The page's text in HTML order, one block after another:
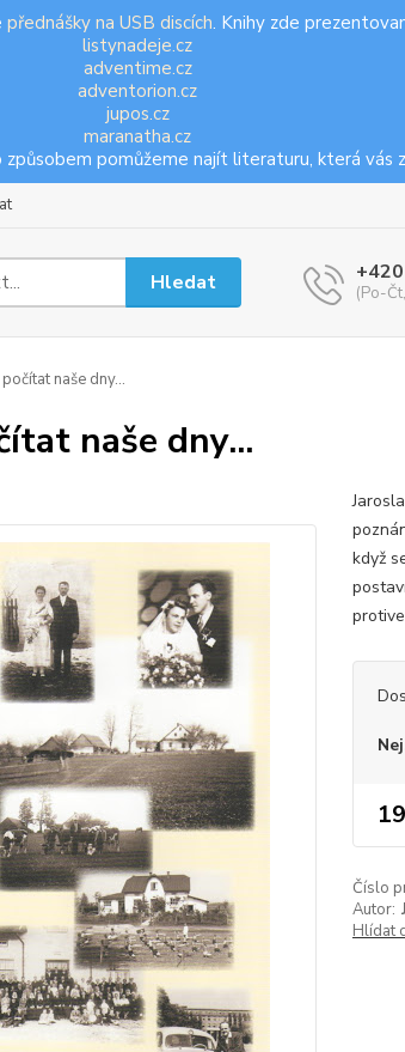
přednášky na USB discích. Knihy zde
listynadeje.cz
adventime.cz
adventorion.cz
jupos.cz
maranatha.cz
pomůžeme najít literaturu, která vás
Hledat (Po-
naše dny...
naše dny...
když
Číslo
Autor:
Hlídat